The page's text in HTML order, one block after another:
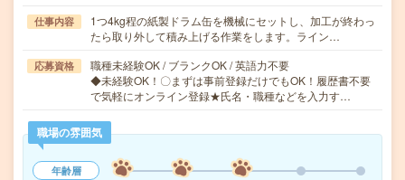
仕事内容
1つ4kg程の紙製ドラム缶を機械にセットし、加工が終わっ
たら取り外して積み上げる作業をします。ライン…
応募資格
職種未経験OK / ブランクOK / 英語力不要
◆未経験OK！〇まずは事前登録だけでもOK！履歴書不要
で気軽にオンライン登録★氏名・職種などを入力す…
職場の雰囲気
年齢層